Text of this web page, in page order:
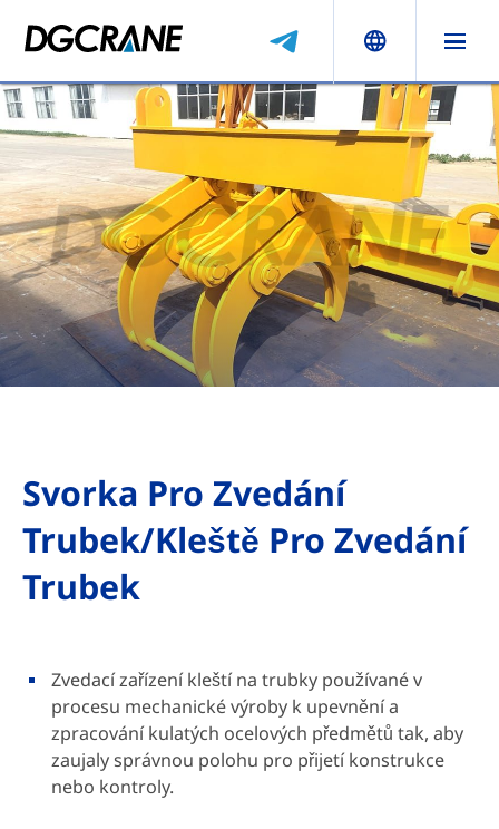
Svorka Pro Zvedání
Trubek/kleště Pro Zvedání
Trubek
Zvedací zařízení kleští na trubky používané v
procesu mechanické výroby k upevnění a
zpracování kulatých ocelových předmětů tak, aby
zaujaly správnou polohu pro přijetí konstrukce
nebo kontroly.